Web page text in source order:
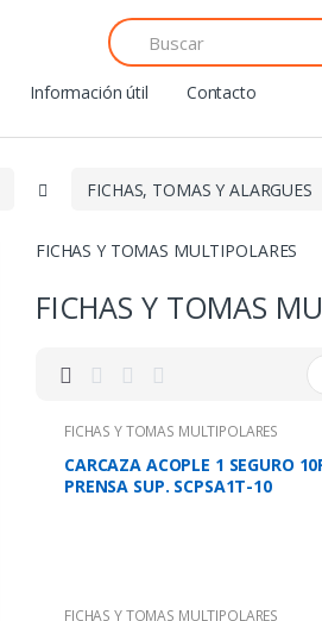
Search
for:
Información útil Contacto
FICHAS, TOMAS Y ALARGUES
FICHAS Y TOMAS MULTIPOLARES
FICHAS Y TOMAS
FICHAS Y TOMAS MULTIPOLARES
CARCAZA ACOPLE 1 SEGURO
PRENSA SUP. SCPSA1T-10
FICHAS Y TOMAS MULTIPOLARES